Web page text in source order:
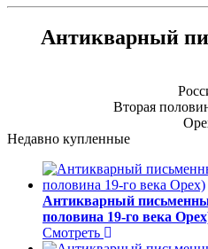
Антикварный
Вторая
Недавно купленные
Антикварный
половина 19-го века
Смотреть